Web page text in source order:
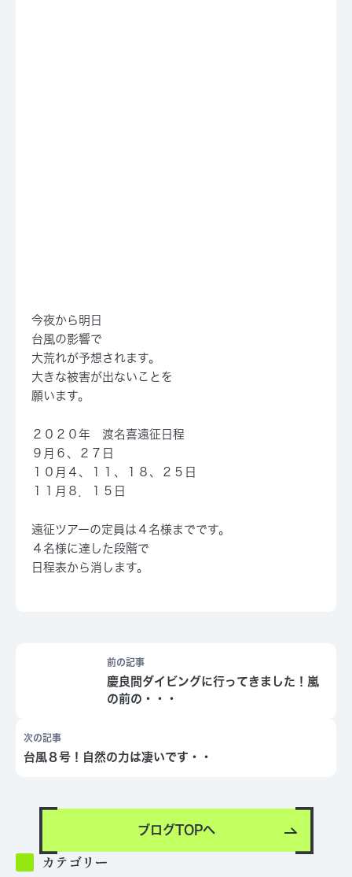
今夜から明日
台風の影響で
大荒れが予想されます。
大きな被害が出ないことを
願います。
２０２０年 渡名喜遠征日程
９月６、２７日
１０月４、１１、１８、２５日
１１月８．１５日
遠征ツアーの定員は４名様までです。
４名様に達した段階で
日程表から消します。
前の記事
慶良間ダイビングに行ってきました！嵐
の前の・・・
次の記事
台風８号！自然の力は凄いです・・
ブログTOPへ
カテゴリー